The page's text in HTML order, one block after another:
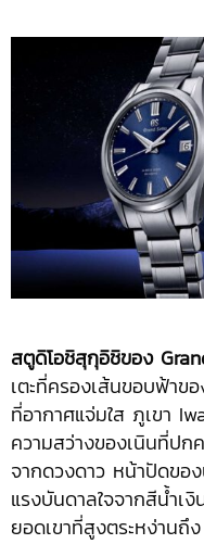
สตูดิโอชิสุกุอิชิของ
เตะที่ครองเส้นขอบฟ้า
ที่อากาศแจ่มใส ภูเขา
ความสว่างของเนินที่ปก
จากดวงดาว หน้าปัดขอ
แรงบันดาลใจจากสีน้ำเ
ยอดเขาที่สูงตระหง่านถึ